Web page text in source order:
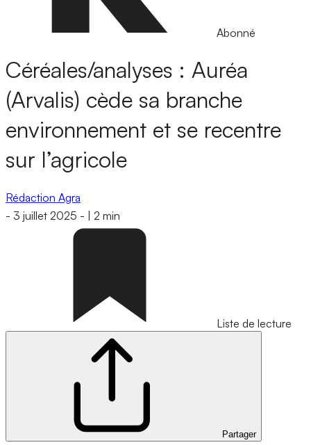
Abonné
Céréales/analyses : Auréa
(Arvalis) cède sa branche
environnement et se recentre
sur l’agricole
Rédaction Agra
- 3 juillet 2025 - 2 min
Liste de lecture
Partager